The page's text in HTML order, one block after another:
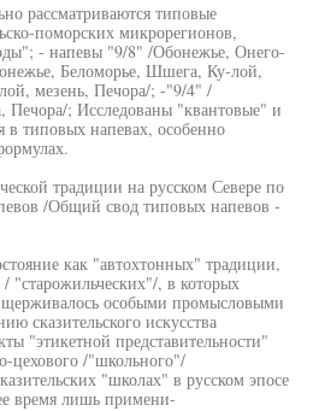
рассматриваются типовые
поморских микрорегионов,
- напевы "9/8" /Обонежье, Онего-
Беломорье, Шшега, Ку-лой,
мезень, Печора/; -"9/4" /
Печора/; Исследованы "квантовые" и
в типовых напевах, особенно
традиции на русском Севере по
/Общий свод типовых напевов -
как "автохтонных" традиции,
/ "старожильческих"/, в которых
особыми промысловыми
сказительского искусства
"этикетной представительности"
цехового /"школьного"/
"школах" в русском эпосе
время лишь примени-